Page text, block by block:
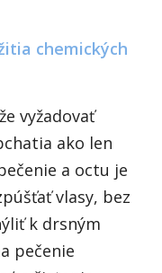
chemických
vyžadovať
ako len
a octu je
vlasy, bez
k drsným
pečenie